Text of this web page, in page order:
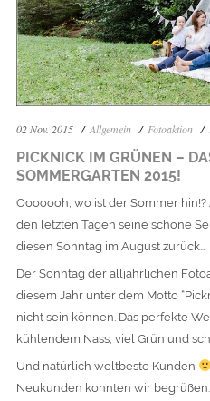
02 Nov. 2015 Allgemein Fotoaktion
PICKNICK IM GRÜNEN –
SOMMERGARTEN 2015!
Ooooooh, wo ist der Sommer
den letzten Tagen seine schöne
diesen Sonntag im August zurück…
Der Sonntag der alljährlichen
diesem Jahr unter dem Motto
nicht sein können. Das perfekte
kühlendem Nass, viel Grün und
Und natürlich weltbeste Kunden
Neukunden konnten wir